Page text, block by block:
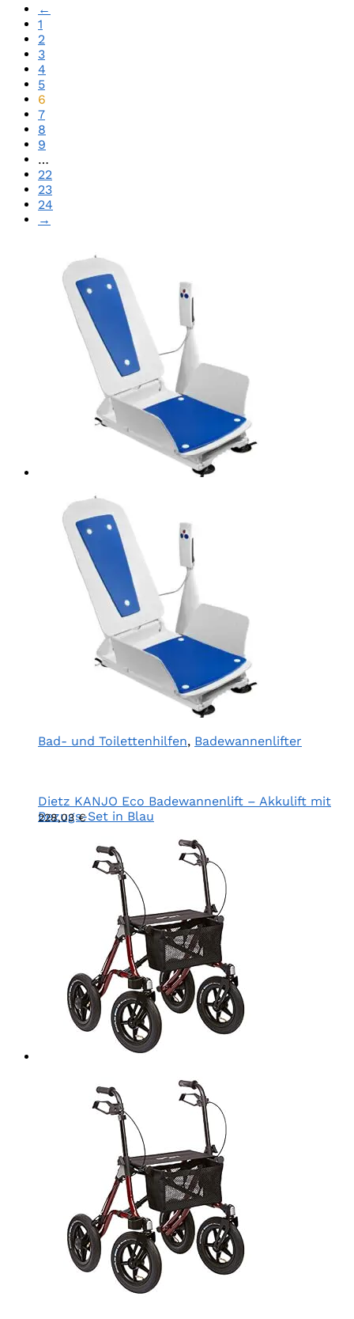
←
1
2
3
4
5
6
7
8
9
…
22
23
24
→
Bad- und Toilettenhilfen, Badewannenlifter
Dietz KANJO Eco Badewannenlift – Akkulift mit
Bezugs-Set in Blau
228,03€